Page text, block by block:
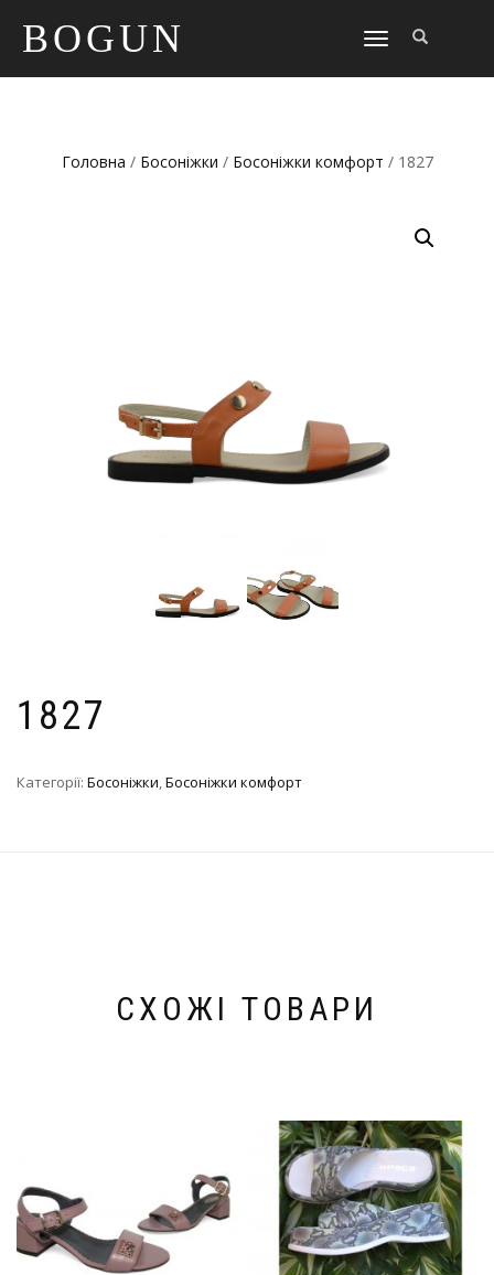
BOGUN
TOGGLE
Головна / Босоніжки / Босоніжки комфорт / 1827
1827
Категорії: Босоніжки,Босоніжки комфорт
СХОЖІ ТОВАРИ